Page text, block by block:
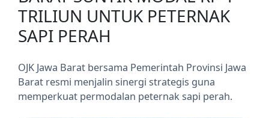
TRILIUN UNTUK PETERNAK
SAPI PERAH
OJK Jawa Barat bersama Pemerintah Provinsi Jawa
Barat resmi menjalin sinergi strategis guna
memperkuat permodalan peternak sapi perah.